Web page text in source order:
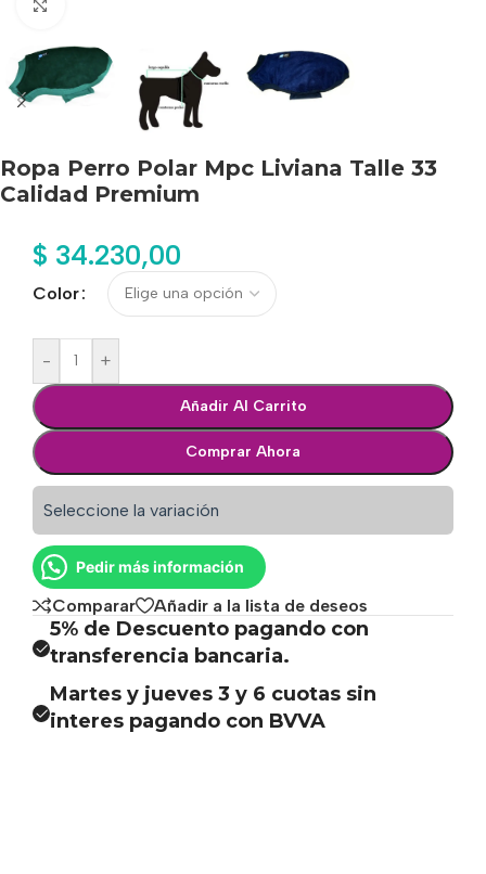
Ropa Perro Polar Mpc Liviana Talle 33
Calidad Premium
$ 34.230,00
Color
- +
Añadir Al Carrito
Comprar Ahora
Seleccione la variación
Pedir más información
Comparar Añadir a la lista de deseos
5% de Descuento pagando con
transferencia bancaria.
Martes y jueves 3 y 6 cuotas sin
interes pagando con BVVA